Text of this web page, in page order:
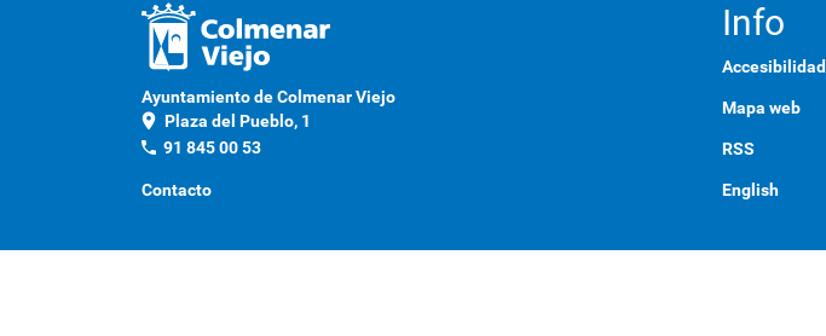
Ayuntamiento de Colmenar Viejo
location_on Plaza del Pueblo, 1
phone 91 845 00 53
Contacto
Info
Accesibilidad
Mapa web
RSS
English